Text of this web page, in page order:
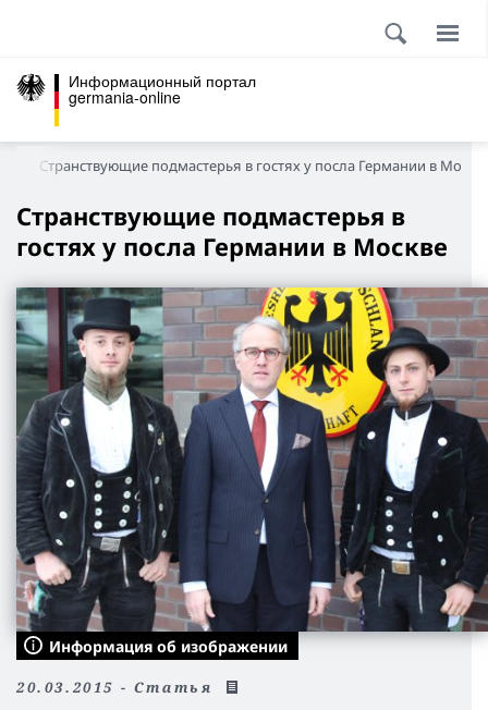
Информационный портал
germania-online
Странствующие подмастерья в гостях у посла Германии в
Странствующие подмастерья в
гостях у посла Германии в Москве
Информация об изображении
20.03.2015 - Статья